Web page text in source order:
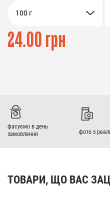
100 г
24.00 грн
фасуємо в день
замовлення
фото з
ТОВАРИ, ЩО ВАС